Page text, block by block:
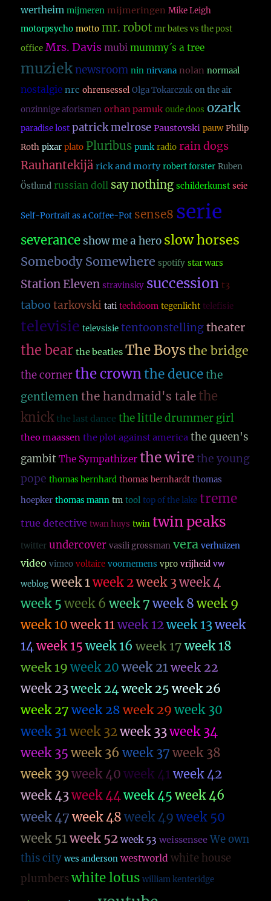
wertheim mijmeren mijmeringen Mike Leigh
motorpsycho motto mr. robot mr bates vs the post
office Mrs. Davis mubi mummy´s a tree
muzieknewsroom nin nirvana nolan normaal
nostalgie nrc ohrensessel Olga Tokarczuk on the air
onzinnige aforismen orhan pamuk oude doos ozark
paradise lost patrick melrose Paustovski pauw Philip
Roth pixar plato Pluribus punk radio rain dogs
Rauhantekijä rick and morty robert forster Ruben
Östlund russian doll say nothing schilderkunst seie
Self-Portrait as a Coffee-Pot sense8 serie
severance show me a hero slow horses
Somebody Somewhere spotify star wars
Station Eleven stravinsky succession t3
taboo tarkovski tati techdoom tegenlicht telefisie
televisie televsisie tentoonstelling theater
the bear the beatles The Boysthe bridge
the corner the crownthe deuce the
gentlemen the handmaid's tale the
knick the last dance the little drummer girl
theo maassen the plot against america the queen's
gambit The Sympathizer the wire the young
pope thomas bernhard thomas bernhardt thomas
hoepker thomas mann tm tool top of the lake treme
true detective twan huys twin twin peaks
twitter undercover vasili grossman vera verhuizen
video vimeo voltaire voornemens vpro vrijheid vw
weblog week 1week 2week 3week 4
week 5 week 6 week 7 week 8 week 9
week 10 week 11week 12week 13week
14week 15 week 16 week 17 week 18
week 19 week 20 week 21week 22
week 23week 24week 25 week 26
week 27 week 28 week 29 week 30
week 31week 32week 33week 34
week 35 week 36 week 37 week 38
week 39 week 40 week 41week 42
week 43week 44week 45 week 46
week 47 week 48 week 49 week 50
week 51week 52 week 53 weissensee We own
this city wes anderson westworld white house
plumbers white lotus william kenteridge